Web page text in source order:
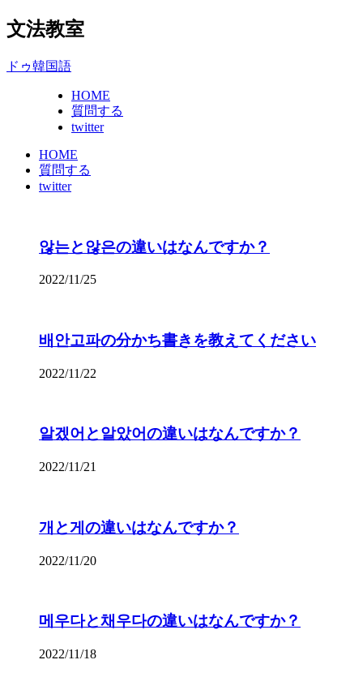
文法教室
ドゥ韓国語
HOME
質問する
twitter
HOME
質問する
twitter
않는と않은の違いはなんですか？
2022/11/25
배안고파の分かち書きを教えてください
2022/11/22
알겠어と알았어の違いはなんですか？
2022/11/21
개と게の違いはなんですか？
2022/11/20
메우다と채우다の違いはなんですか？
2022/11/18